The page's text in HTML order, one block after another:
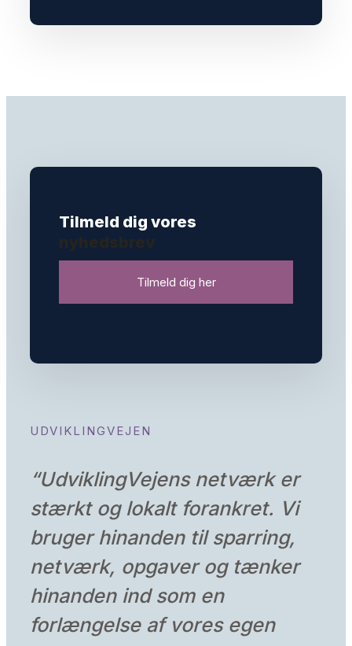
Tilmeld dig vores
nyhedsbrev
Tilmeld dig her
UDVIKLINGVEJEN
“UdviklingVejens netværk er
stærkt og lokalt forankret. Vi
bruger hinanden til sparring,
netværk, opgaver og tænker
hinanden ind som en
forlængelse af vores egen